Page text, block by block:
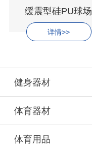
缓震型硅PU球场
详情>>
健身器材
体育器材
体育用品